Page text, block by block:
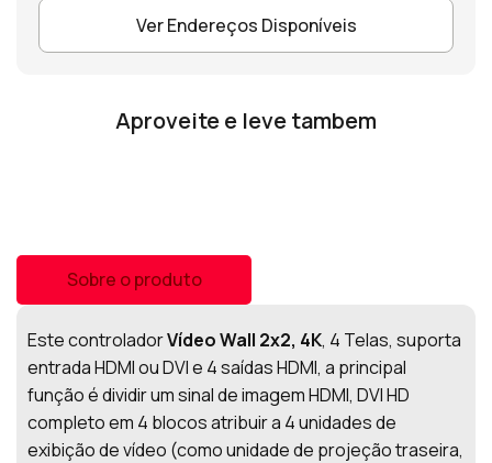
Ver Endereços Disponíveis
Aproveite e leve tambem
Sobre o produto
Este controladorVídeo Wall 2x2, 4K, 4 Telas, suporta
entrada HDMI ou DVI e 4 saídas HDMI, a principal
função é dividir um sinal de imagem HDMI, DVI HD
completo em 4 blocos atribuir a 4 unidades de
exibição de vídeo (como unidade de projeção traseira,